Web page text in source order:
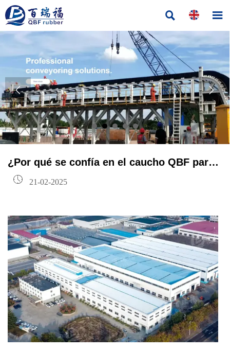
 
 
¿Por qué se confía en el caucho QBF para
las correas laterales en pendientes
 21-02-2025